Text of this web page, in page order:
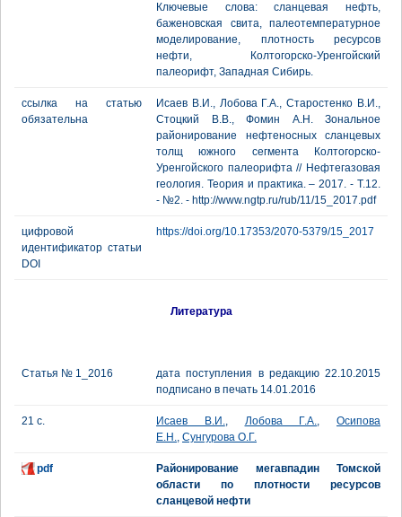
Ключевые слова: сланцевая нефть,
баженовская свита, палеотемпературное
моделирование, плотность ресурсов
нефти, Колтогорско-Уренгойский
палеорифт, Западная Сибирь.
ссылка на статью
обязательна
Исаев В.И., Лобова Г.А., Старостенко В.И.,
Стоцкий В.В., Фомин А.Н. Зональное
районирование нефтеносных сланцевых
толщ южного сегмента Колтогорско-
Уренгойского палеорифта // Нефтегазовая
геология. Теория и практика. – 2017. - Т.12.
- №2. - http://www.ngtp.ru/rub/11/15_2017.pdf
цифровой
идентификатор статьи
DOI
https://doi.org/10.17353/2070-5379/15_2017
Литература
Статья № 1_2016
дата поступления в редакцию 22.10.2015
подписано в печать 14.01.2016
21 с. Исаев В.И., Лобова Г.А., Осипова
Е.Н., Сунгурова О.Г.
pdf
Районирование мегавпадин Томской
области по плотности ресурсов
сланцевой нефти